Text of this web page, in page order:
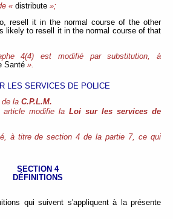
«distribute »;
resell it in the normal course of the other
likely to resell it in the normal course of that
4(4) est modifié par substitution, à
Santé».
LES SERVICES DE POLICE
la C.P.L.M.
article modifie la Loi sur les services de
à titre de section 4 de la partie 7, ce qui
SECTION 4
DÉFINITIONS
qui suivent s'appliquent à la présente